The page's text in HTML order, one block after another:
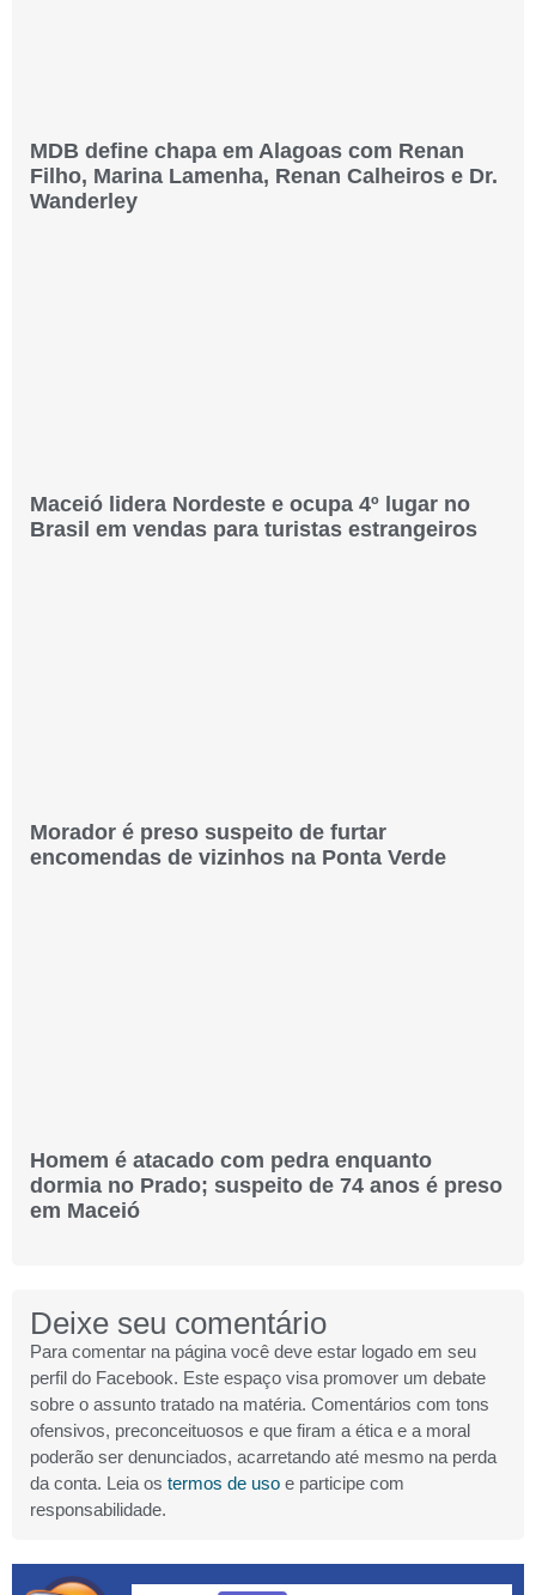
MDB define chapa em Alagoas com Renan
Filho, Marina Lamenha, Renan Calheiros e Dr.
Wanderley
Maceió lidera Nordeste e ocupa 4º lugar no
Brasil em vendas para turistas estrangeiros
Morador é preso suspeito de furtar
encomendas de vizinhos na Ponta Verde
Homem é atacado com pedra enquanto
dormia no Prado; suspeito de 74 anos é preso
em Maceió
Deixe seu comentário
Para comentar na página você deve estar logado em seu
perfil do Facebook. Este espaço visa promover um debate
sobre o assunto tratado na matéria. Comentários com tons
ofensivos, preconceituosos e que firam a ética e a moral
poderão ser denunciados, acarretando até mesmo na perda
da conta. Leia os termos de uso e participe com
responsabilidade.